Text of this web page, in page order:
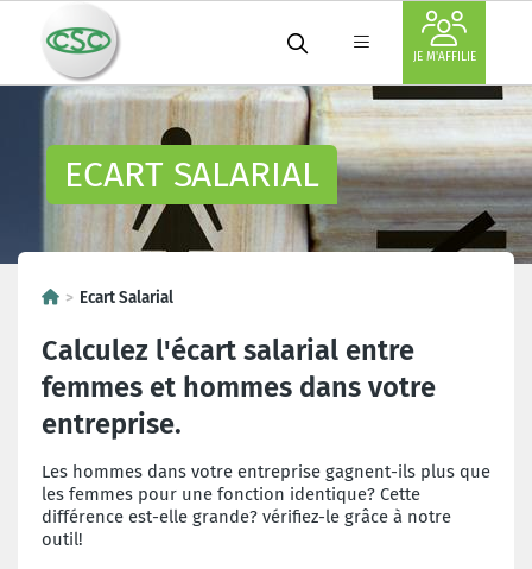
JE M'AFFILIE
ECART SALARIAL
Ecart Salarial
Calculez l'écart salarial entre
femmes et hommes dans votre
entreprise.
Les hommes dans votre entreprise gagnent-ils plus que
les femmes pour une fonction identique? Cette
différence est-elle grande? vérifiez-le grâce à notre
outil!